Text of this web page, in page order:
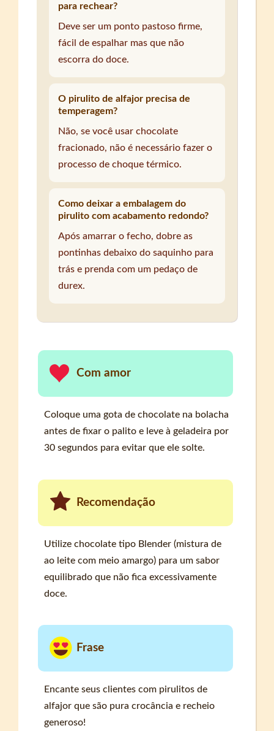
para rechear?
Deve ser um ponto pastoso firme,
fácil de espalhar mas que não
escorra do doce.
O pirulito de alfajor precisa de
temperagem?
Não, se você usar chocolate
fracionado, não é necessário fazer o
processo de choque térmico.
Como deixar a embalagem do
pirulito com acabamento redondo?
Após amarrar o fecho, dobre as
pontinhas debaixo do saquinho para
trás e prenda com um pedaço de
durex.
Com amor
Coloque uma gota de chocolate na bolacha
antes de fixar o palito e leve à geladeira por
30 segundos para evitar que ele solte.
Recomendação
Utilize chocolate tipo Blender (mistura de
ao leite com meio amargo) para um sabor
equilibrado que não fica excessivamente
doce.
Frase
Encante seus clientes com pirulitos de
alfajor que são pura crocância e recheio
generoso!